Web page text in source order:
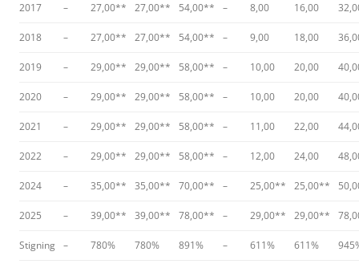
2017 – 27,00** 27,00** 54,00** – 8,00 16,00
2018 – 27,00** 27,00** 54,00** – 9,00 18,00
2019 – 29,00** 29,00** 58,00** – 10,00 20,00
2020 – 29,00** 29,00** 58,00** – 10,00 20,00
2021 – 29,00** 29,00** 58,00** – 11,00 22,00
2022 – 29,00** 29,00** 58,00** – 12,00 24,00
2024 – 35,00** 35,00** 70,00** – 25,00** 25,00**
2025 – 39,00** 39,00** 78,00** – 29,00** 29,00**
Stigning – 780% 780% 891% – 611% 611%